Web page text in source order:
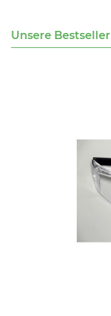
Unsere Bestseller